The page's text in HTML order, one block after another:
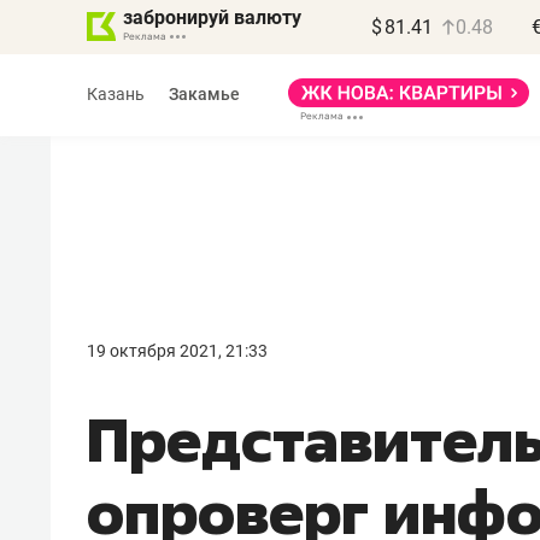
забронируй валюту $ 81.41 0.48
Казань Закамье
19 октября 2021, 21:33
опроверг
правил, бизнес может
потерять минимум